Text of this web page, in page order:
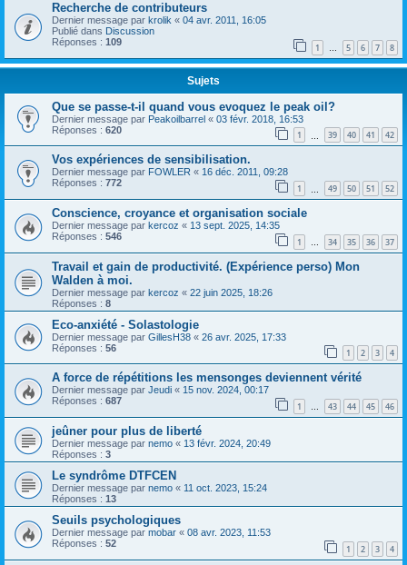
Recherche de contributeurs
Dernier message par krolik « 04 avr. 2011, 16:05
Publié dans Discussion
Réponses : 109 1 … 5 6 7 8
Sujets
Que se passe-t-il quand vous evoquez le peak oil?
Dernier message par Peakoilbarrel « 03 févr. 2018, 16:53
Réponses : 620 1 39 40 41 42
Vos expériences de sensibilisation.
Dernier message par FOWLER « 16 déc. 2011, 09:28
Réponses : 772 1 49 50 51 52
Conscience, croyance et organisation sociale
Dernier message par kercoz « 13 sept. 2025, 14:35
Réponses : 546 1 … 34 35 36 37
Travail et gain de productivité. (Expérience perso) Mon
Walden à moi.
Dernier message par kercoz « 22 juin 2025, 18:26
Réponses : 8
Eco-anxiété - Solastologie
Dernier message par GillesH38 « 26 avr. 2025, 17:33
Réponses : 56 1 2 3 4
A force de répétitions les mensonges deviennent vérité
Dernier message par Jeudi « 15 nov. 2024, 00:17
Réponses : 687 1 … 43 44 45 46
jeûner pour plus de liberté
Dernier message par nemo « 13 févr. 2024, 20:49
Réponses : 3
Le syndrôme DTFCEN
Dernier message par nemo « 11 oct. 2023, 15:24
Réponses : 13
Seuils psychologiques
Dernier message par mobar « 08 avr. 2023, 11:53
Réponses : 52 1 2 3 4